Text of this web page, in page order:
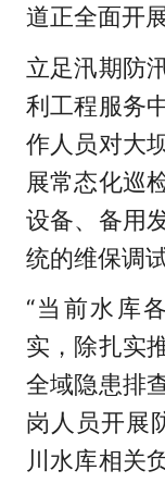
道正全面开
立足汛期防
利工程服务
作人员对大
展常态化巡
设备、备用
统的维保调
“当前水库
实，除扎实
全域隐患排
岗人员开展
川水库相关